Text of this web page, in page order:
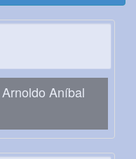
Aníbal